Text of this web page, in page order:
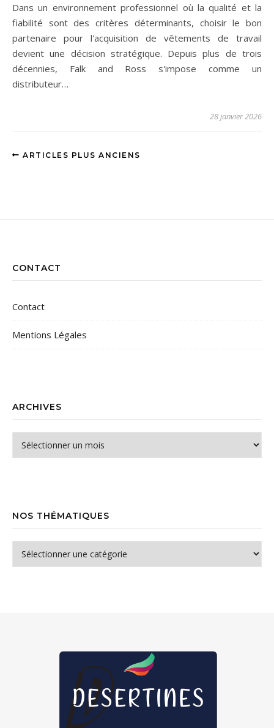
Dans un environnement professionnel où la qualité et la
fiabilité sont des critères déterminants, choisir le bon
partenaire pour l'acquisition de vêtements de travail
devient une décision stratégique. Depuis plus de trois
décennies, Falk and Ross s'impose comme un
distributeur…
28 janvier 2026
ARTICLES PLUS ANCIENS
CONTACT
Contact
Mentions Légales
ARCHIVES
NOS THÉMATIQUES